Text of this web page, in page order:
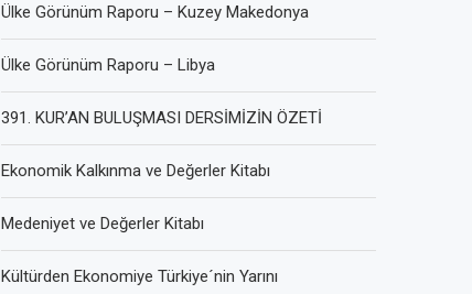
Ülke Görünüm Raporu – Kuzey Makedonya
Ülke Görünüm Raporu – Libya
391. KUR’AN BULUŞMASI DERSİMİZİN ÖZETİ
Ekonomik Kalkınma ve Değerler Kitabı
Medeniyet ve Değerler Kitabı
Kültürden Ekonomiye Türkiye´nin Yarını